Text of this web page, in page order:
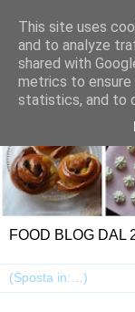
FOOD BLOG DAL
This site uses
and to analyze
shared with
metrics to ensure
statistics, and to